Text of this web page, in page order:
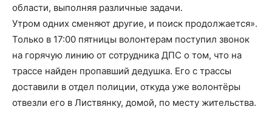
области, выполняя различные задачи.
Утром одних сменяют другие, и поиск продолжается».
Только в 17:00 пятницы волонтерам поступил звонок
на горячую линию от сотрудника ДПС о том, что на
трассе найден пропавший дедушка. Его с трассы
доставили в отдел полиции, откуда уже волонтёры
отвезли его в Листвянку, домой, по месту жительства.